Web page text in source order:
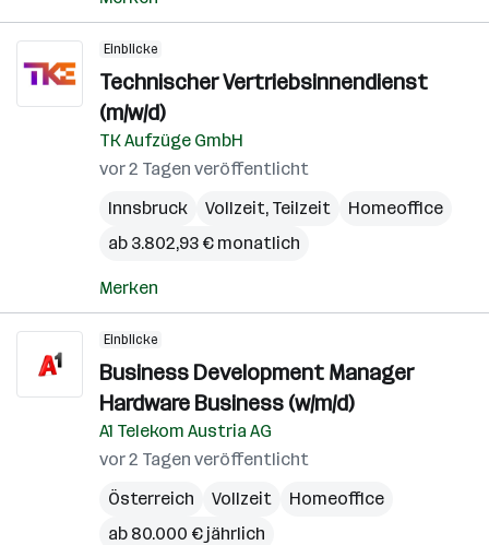
Einblicke
Technischer Vertriebsinnendienst
(m/w/d)
TK Aufzüge GmbH
vor 2 Tagen veröffentlicht
Innsbruck
Vollzeit, Teilzeit
Homeoffice
ab 3.802,93 € monatlich
Merken
Einblicke
Business Development Manager
Hardware Business (w/m/d)
A1 Telekom Austria AG
vor 2 Tagen veröffentlicht
Österreich
Vollzeit
Homeoffice
ab 80.000 € jährlich